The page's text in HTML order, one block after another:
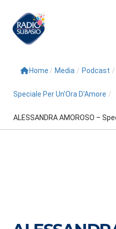
Radio
Home / Media / Podcast /
Speciale Per Un'Ora D'Amore /
ALESSANDRA AMOROSO –